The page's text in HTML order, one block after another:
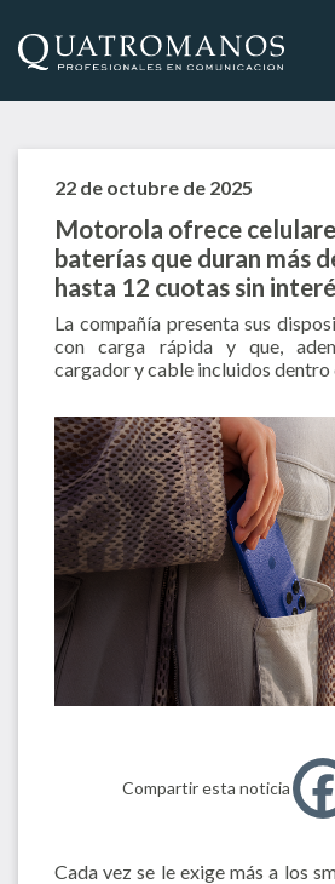
22 de octubre de 2025
Motorola ofrece
baterías que duran más
hasta 12 cuotas sin
La compañía presenta sus
con carga rápida y que,
cargador y cable incluidos dentro
Compartir esta noticia
Cada vez se le exige más a los